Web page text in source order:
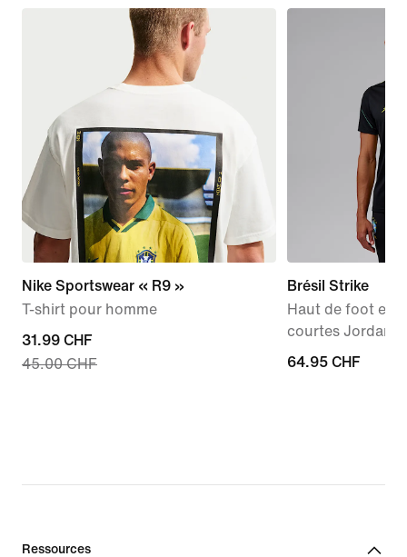
Nike Sportswear « R9 »
T-shirt pour homme
current
price
31.99 CHF
45.00 CHF
Brésil Strike
Haut de foot en
courtes Jordan
64.95 CHF
64.95 CHF
Ressources